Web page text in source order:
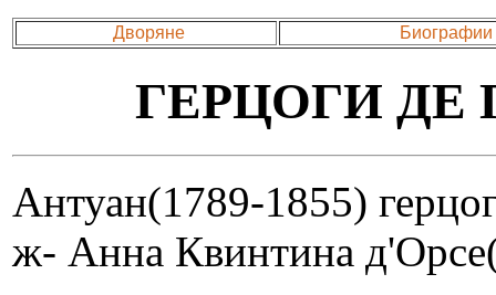
Дворяне Биографии
ГЕРЦОГИ ДЕ
Антуан(1789-1855)
ж- Анна Квинтина